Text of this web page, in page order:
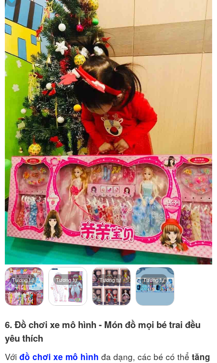
Tương tự Tương tự Tương tự Tương tự
6. Đồ chơi xe mô hình - Món đồ mọi bé trai đều
yêu thích
Với đồ chơi xe mô hình đa dạng, các bé có thể tăng